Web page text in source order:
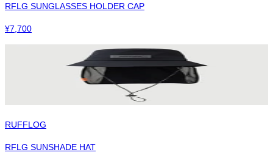
RFLG SUNGLASSES HOLDER CAP
¥7,700
RUFFLOG
RFLG SUNSHADE HAT